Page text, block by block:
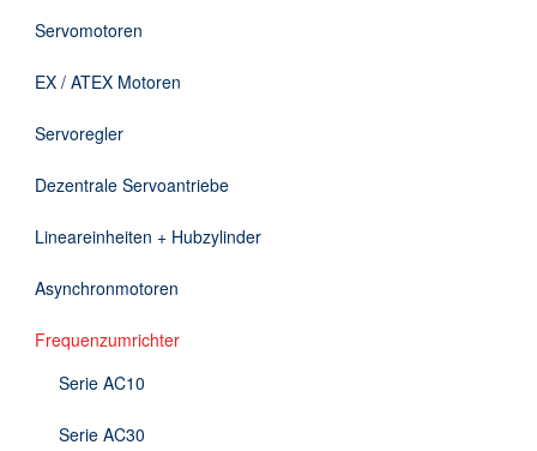
Downloads
Kontakt
Servomotoren
EX / ATEX Motoren
Servoregler
Dezentrale Servoantriebe
Lineareinheiten + Hubzylinder
Asynchronmotoren
Frequenzumrichter
Serie AC10
Serie AC30